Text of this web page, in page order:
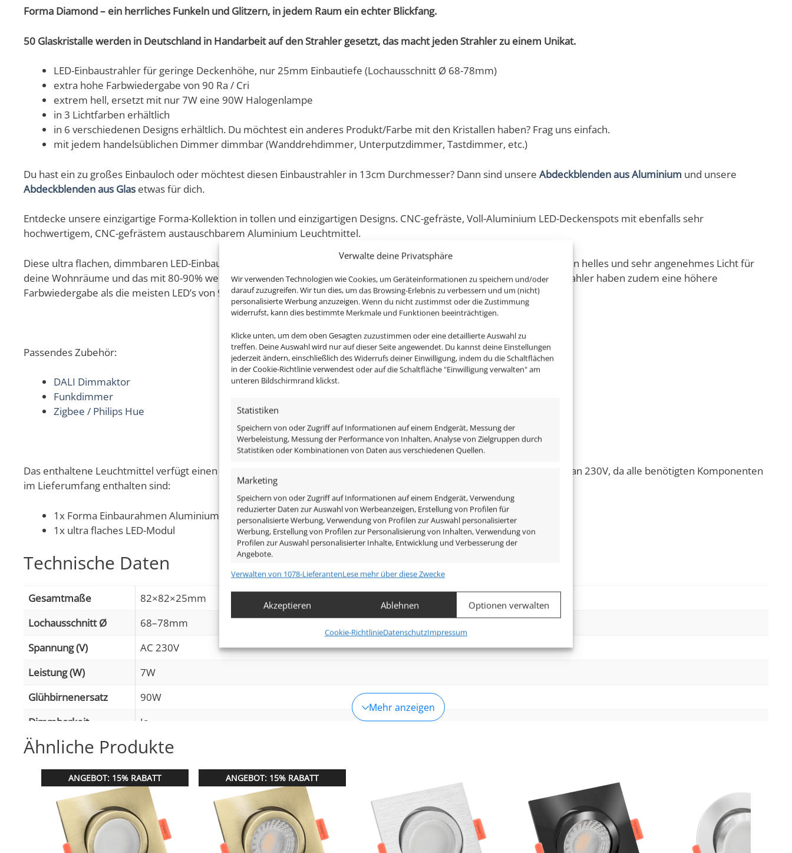
Verwalte deine Privatsphäre
Wir verwenden Technologien wie Cookies, um Geräteinformationen zu speichern und/oder
darauf zuzugreifen. Wir tun dies, um das Browsing-Erlebnis zu verbessern und um (nicht)
personalisierte Werbung anzuzeigen. Wenn du nicht zustimmst oder die Zustimmung
widerrufst, kann dies bestimmte Merkmale und Funktionen beeinträchtigen.
Klicke unten, um dem oben Gesagten zuzustimmen oder eine detaillierte Auswahl zu
treffen. Deine Auswahl wird nur auf dieser Seite angewendet. Du kannst deine Einstellungen
jederzeit ändern, einschließlich des Widerrufs deiner Einwilligung, indem du die Schaltflächen
in der Cookie-Richtlinie verwendest oder auf die Schaltfläche "Einwilligung verwalten" am
unteren Bildschirmrand klickst.
Statistiken
Speichern von oder Zugriff auf Informationen auf einem Endgerät, Messung der
Werbeleistung, Messung der Performance von Inhalten, Analyse von Zielgruppen durch
Statistiken oder Kombinationen von Daten aus verschiedenen Quellen.
Marketing
Speichern von oder Zugriff auf Informationen auf einem Endgerät, Verwendung
reduzierter Daten zur Auswahl von Werbeanzeigen, Erstellung von Profilen für
personalisierte Werbung, Verwendung von Profilen zur Auswahl personalisierter
Werbung, Erstellung von Profilen zur Personalisierung von Inhalten, Verwendung von
Profilen zur Auswahl personalisierter Inhalte, Entwicklung und Verbesserung der
Angebote.
Abgleichung und Kombination von Daten aus unterschiedlichen Quellen,
Verknüpfung verschiedener Endgeräte, Identifikation von Endgeräten
Gewährleistung der Sicherheit, Verhinderung und Aufdeckung von
Verwalten von 1078-LieferantenLese mehr über diese Zwecke
Akzeptieren Ablehnen Optionen verwalten
Cookie-RichtlinieDatenschutzImpressum
Forma Diamond – ein herrliches Funkeln und Glitzern, in jedem Raum ein echter Blickfang.
50 Glaskristalle werden in Deutschland in Handarbeit auf den Strahler gesetzt, das macht jeden Strahler zu einem Unikat.
LED-Einbaustrahler für geringe Deckenhöhe, nur 25mm Einbautiefe (Lochausschnitt Ø 68-78mm)
extra hohe Farbwiedergabe von 90 Ra / Cri
extrem hell, ersetzt mit nur 7W eine 90W Halogenlampe
in 3 Lichtfarben erhältlich
in 6 verschiedenen Designs erhältlich. Du möchtest ein anderes Produkt/Farbe mit den Kristallen haben? Frag uns einfach.
mit jedem handelsüblichen Dimmer dimmbar (Wanddrehdimmer, Unterputzdimmer, Tastdimmer, etc.)
Du hast ein zu großes Einbauloch oder möchtest diesen Einbaustrahler in 13cm Durchmesser? Dann sind unsere Abdeckblenden aus Aluminium und unsere
Abdeckblenden aus Glas etwas für dich.
Entdecke unsere einzigartige Forma-Kollektion in tollen und einzigartigen Designs. CNC-gefräste, Voll-Aluminium LED-Deckenspots mit ebenfalls sehr
hochwertigem, CNC-gefrästem austauschbarem Aluminium Leuchtmittel.
Diese ultra flachen, dimmbaren LED-Einbaustrahler sehen nicht nur super edel & modern aus, sondern erzeugen auch ein helles und sehr angenehmes Licht für
deine Wohnräume und das mit 80-90% weniger Energieverbrauch im Gegensatz zu den alten Halogenlampen. Diese Strahler haben zudem eine höhere
Farbwiedergabe als die meisten LED’s von 90 Ra / Cri.
Passendes Zubehör:
DALI Dimmaktor
Funkdimmer
Zigbee / Philips Hue
Das enthaltene Leuchtmittel verfügt einen modernen Diamant-Reflektor, ist austauschbar und ist direkt anschlussfertig an 230V, da alle benötigten Komponenten
im Lieferumfang enthalten sind:
1x Forma Einbaurahmen Aluminium mit 50 Kristallen
1x ultra flaches LED-Modul
Technische Daten
Gesamtmaße
82×82×25mm
Lochausschnitt Ø
68–78mm
Spannung (V)
AC 230V
Leistung (W)
7W
Glühbirnenersatz
90W
Dimmbarkeit
Ja
Abstrahlwinkel
60° Reflektor
Lichtstrom (Lumen)
500lm(2700K (Warmweiß)),520lm(3000K (Warmweiß))
Lichtfarbtemperatur
2700K (Warmweiß), 3000K (Warmweiß), 4000K (Neutralweiß)
Farbwiedergabe (CRI /
90
Mehr anzeigen
Ähnliche Produkte
ANGEBOT: 15% RABATT ANGEBOT: 15% RABATT